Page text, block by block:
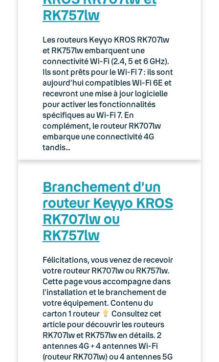
03. Accès Internet
04. Téléphonie fixe
05. Téléphonie Mobile
06. Cybersécurité
Keyyo Connect
Keyyo Visio
RK757lw
Les routeurs Keyyo KROS RK707lw
et RK757lw embarquent une
connectivité Wi-Fi (2.4, 5 et 6 GHz).
Ils sont prêts pour le Wi-Fi 7 : ils sont
aujourd’hui compatibles Wi-Fi 6E et
recevront une mise à jour logicielle
pour activer les fonctionnalités
spécifiques au Wi-Fi 7. En
complément, le routeur RK707lw
embarque une connectivité 4G
tandis…
Branchement d’un
routeur Keyyo KROS
RK707lw ou
RK757lw
Félicitations, vous venez de recevoir
votre routeur RK707lw ou RK757lw.
Cette page vous accompagne dans
l’installation et le branchement de
votre équipement. Contenu du
carton 1 routeur
Consultez cet
article pour découvrir les routeurs
RK707lw et RK757lw en détails. 2
antennes 4G + 4 antennes Wi-Fi
(routeur RK707lw) ou 4 antennes 5G